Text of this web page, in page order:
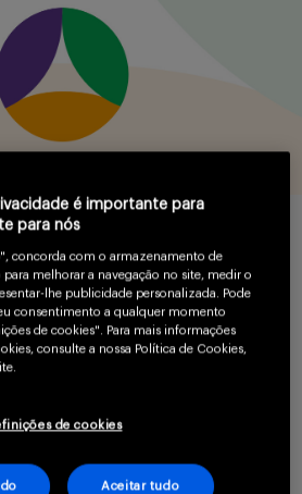
doença de depósito lisossômico
e pode demonstrar semelhança
1,2
é importante para
para nós
concorda com o armazenamento de
melhorar a navegação no site, medir o
lhe publicidade personalizada. Pode
consentimento a qualquer momento
de cookies". Para mais informações
consulte a nossa Política de Cookies,
de cookies
Aceitar tudo